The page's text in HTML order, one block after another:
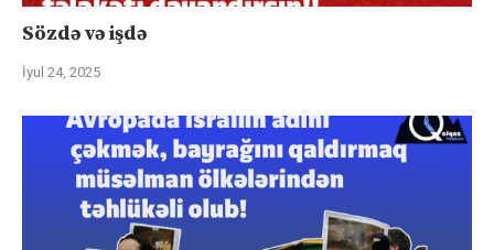
Sözdə və işdə
İyul 24, 2025